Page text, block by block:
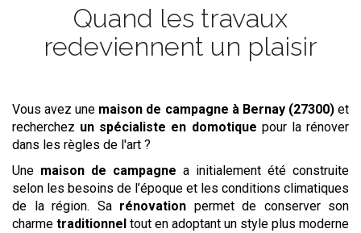
Quand les travaux
redeviennent un plaisir
Vous avez une maison de campagne à Bernay (27300) et
recherchez un spécialiste en domotique pour la rénover
dans les règles de l'art ?
Une maison de campagne a initialement été construite
selon les besoins de l’époque et les conditions climatiques
de la région. Sa rénovation permet de conserver son
charme traditionnel tout en adoptant un style plus moderne